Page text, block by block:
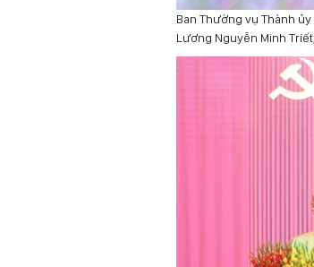
Ban Thường vụ Thành
Lương Nguyễn Minh